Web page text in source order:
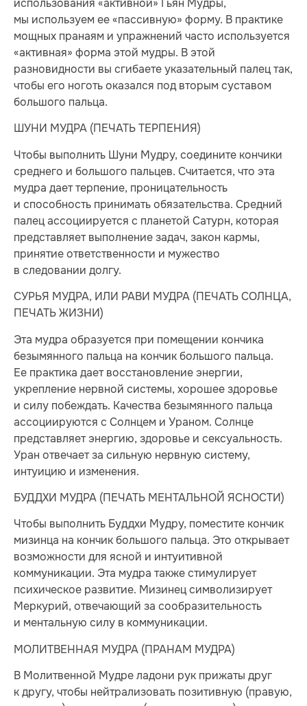
использования «активной» Гьян Мудры,
мы используем ее «пассивную» форму. В практике
мощных пранаям и упражнений часто используется
«активная» форма этой мудры. В этой
разновидности вы сгибаете указательный палец так,
чтобы его ноготь оказался под вторым суставом
большого пальца.
ШУНИ МУДРА (ПЕЧАТЬ ТЕРПЕНИЯ)
Чтобы выполнить Шуни Мудру, соедините кончики
среднего и большого пальцев. Считается, что эта
мудра дает терпение, проницательность
и способность принимать обязательства. Средний
палец ассоциируется с планетой Сатурн, которая
представляет выполнение задач, закон кармы,
принятие ответственности и мужество
в следовании долгу.
СУРЬЯ МУДРА, ИЛИ РАВИ МУДРА (ПЕЧАТЬ СОЛНЦА,
ПЕЧАТЬ ЖИЗНИ)
Эта мудра образуется при помещении кончика
безымянного пальца на кончик большого пальца.
Ее практика дает восстановление энергии,
укрепление нервной системы, хорошее здоровье
и силу побеждать. Качества безымянного пальца
ассоциируются с Солнцем и Ураном. Солнце
представляет энергию, здоровье и сексуальность.
Уран отвечает за сильную нервную систему,
интуицию и изменения.
БУДДХИ МУДРА (ПЕЧАТЬ МЕНТАЛЬНОЙ ЯСНОСТИ)
Чтобы выполнить Буддхи Мудру, поместите кончик
мизинца на кончик большого пальца. Это открывает
возможности для ясной и интуитивной
коммуникации. Эта мудра также стимулирует
психическое развитие. Мизинец символизирует
Меркурий, отвечающий за сообразительность
и ментальную силу в коммуникации.
МОЛИТВЕННАЯ МУДРА (ПРАНАМ МУДРА)
В Молитвенной Мудре ладони рук прижаты друг
к другу, чтобы нейтрализовать позитивную (правую,